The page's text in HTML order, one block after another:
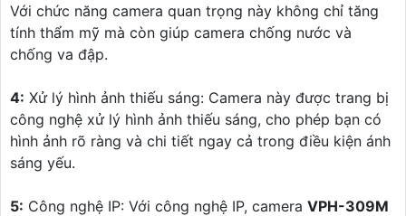
Với chức năng camera quan trọng này không chỉ tăng
tính thẩm mỹ mà còn giúp camera chống nước và
chống va đập.
4: Xử lý hình ảnh thiếu sáng: Camera này được trang bị
công nghệ xử lý hình ảnh thiếu sáng, cho phép bạn có
hình ảnh rõ ràng và chi tiết ngay cả trong điều kiện ánh
sáng yếu.
5: Công nghệ IP: Với công nghệ IP, camera VPH-309M